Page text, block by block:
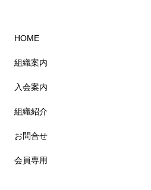
HOME
組織案内
入会案内
組織紹介
お問合せ
会員専用